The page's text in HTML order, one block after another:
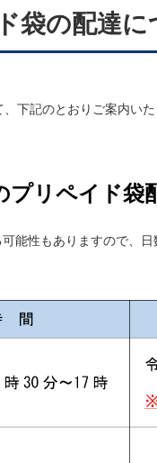
袋の配達に
、下記のとおりご案内い
プリペイド袋
能性もありますので、